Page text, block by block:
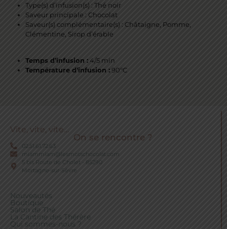
Type(s) d’infusion(s) : Thé noir
Saveur principale : Chocolat
Saveur(s) complémentaire(s) : Châtaigne, Pomme,
Clémentine, Sirop d’érable
Temps d’infusion :4/5 min
Température d’infusion : 90°C
Vite, vite, vite…
On se rencontre ?
02.51.61.72.63
miammiam@lesmotschocolat.com
5 bis Route de Cholet - 85290
Mortagne-sur-Sèvre
Nouveautés
Boutique
Salon de Thé
La Cantine des Thérère
Qui sommes-nous ?